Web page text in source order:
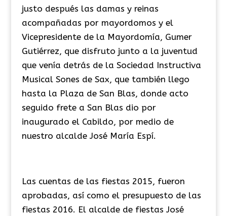
justo después las damas y reinas
acompañadas por mayordomos y el
Vicepresidente de la Mayordomía, Gumer
Gutiérrez, que disfruto junto a la juventud
que venía detrás de la Sociedad Instructiva
Musical Sones de Sax, que también llego
hasta la Plaza de San Blas, donde acto
seguido frete a San Blas dio por
inaugurado el Cabildo, por medio de
nuestro alcalde José María Espí.
Las cuentas de las fiestas 2015, fueron
aprobadas, así como el presupuesto de las
fiestas 2016. El alcalde de fiestas José